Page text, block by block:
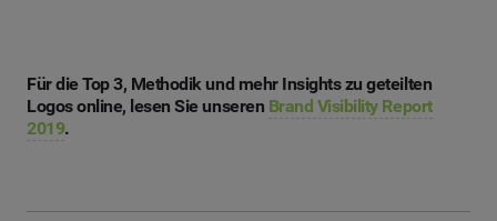
Für die Top 3, Methodik und mehr Insights zu geteilten
Logos online, lesen Sie unseren Brand Visibility Report
2019.